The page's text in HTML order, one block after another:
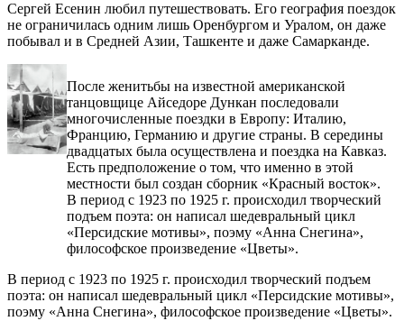
Сергей Есенин любил путешествовать. Его география поездок
не ограничилась одним лишь Оренбургом и Уралом, он даже
побывал и в Средней Азии, Ташкенте и даже Самарканде.
После женитьбы на известной американской
танцовщице Айседоре Дункан последовали
многочисленные поездки в Европу: Италию,
Францию, Германию и другие страны. В середины
двадцатых была осуществлена и поездка на Кавказ.
Есть предположение о том, что именно в этой
местности был создан сборник «Красный восток».
В период с 1923 по 1925 г. происходил творческий
подъем поэта: он написал шедевральный цикл
«Персидские мотивы», поэму «Анна Снегина»,
философское произведение «Цветы».
В период с 1923 по 1925 г. происходил творческий подъем
поэта: он написал шедевральный цикл «Персидские мотивы»,
поэму «Анна Снегина», философское произведение «Цветы».